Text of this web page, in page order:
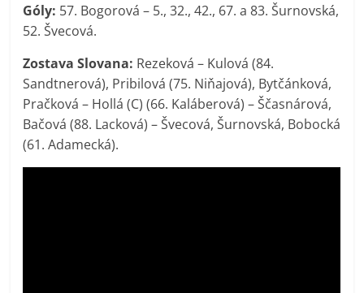
Góly: 57. Bogorová – 5., 32., 42., 67. a 83. Šurnovská,
52. Švecová.
Zostava Slovana: Rezeková – Kulová (84.
Sandtnerová), Pribilová (75. Niňajová), Bytčánková,
Pračková – Hollá (C) (66. Kaláberová) – Ščasnárová,
Bačová (88. Lacková) – Švecová, Šurnovská, Bobocká
(61. Adamecká).